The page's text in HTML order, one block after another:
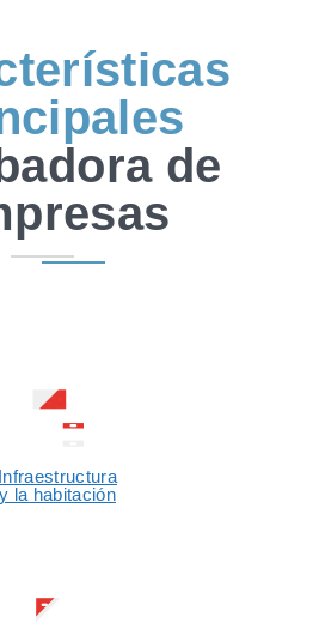
de
Infraestructura
y la habitación